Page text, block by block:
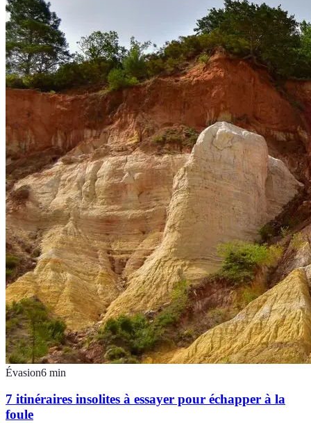
Évasion6 min
7 itinéraires insolites à essayer pour échapper à la
foule